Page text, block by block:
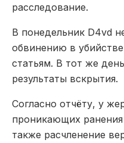
расследование.
В понедельник D4vd
обвинению в
статьям. В тот же
результаты вскрытия.
Согласно отчёту, у
проникающих
также расчленение